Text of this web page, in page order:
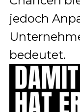
jedoch
bedeutet.